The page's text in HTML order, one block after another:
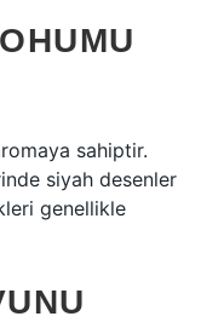
sahiptir.
siyah desenler
genellikle